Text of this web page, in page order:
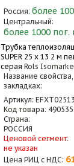
Россия: более
Центральный:
более 1000 пог.
Трубка
SUPER 25 x 13 2 м
серая Rols
Название
закладках:
Артикул:
Код товара: 490535
Страна:
РОССИЯ
Ценовой сегмент:
не указан
Цена РИЦ с НДС: